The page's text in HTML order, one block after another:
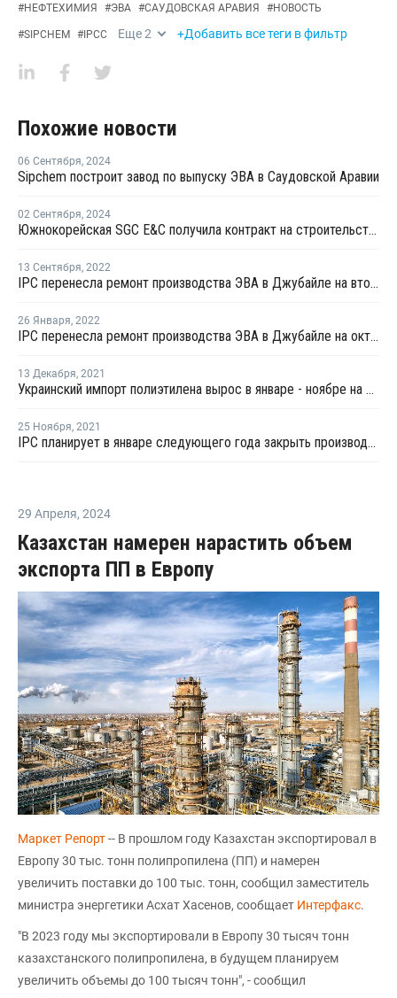
#НЕФТЕХИМИЯ #ЭВА #САУДОВСКАЯ АРАВИЯ #НОВОСТЬ
#SIPCHEM #IPCC Еще2 +Добавить все теги в фильтр
Похожие новости
06 Сентября, 2024
Sipchem построит завод по выпуску ЭВА в Саудовской Аравии
02 Сентября, 2024
Южнокорейская SGC E&C получила контракт на строительство производства ЭВА и ПП
13 Сентября, 2022
IPC перенесла ремонт производства ЭВА в Джубайле на второй квартал 2023 года
26 Января, 2022
IPC перенесла ремонт производства ЭВА в Джубайле на октябрь
13 Декабря, 2021
Украинский импорт полиэтилена вырос в январе - ноябре на 1%
25 Ноября, 2021
IPC планирует в январе следующего года закрыть производство ЭВА в Джубайле на ремонт
29 Апреля, 2024
Казахстан намерен нарастить объем
экспорта ПП в Европу
Маркет Репорт-- В прошлом году Казахстан экспортировал в
Европу 30 тыс. тонн полипропилена (ПП) и намерен
увеличить поставки до 100 тыс. тонн, сообщил заместитель
министра энергетики Асхат Хасенов, сообщает Интерфакс.
"В 2023 году мы экспортировали в Европу 30 тысяч тонн
казахстанского полипропилена, в будущем планируем
увеличить объемы до 100 тысяч тонн", - сообщил